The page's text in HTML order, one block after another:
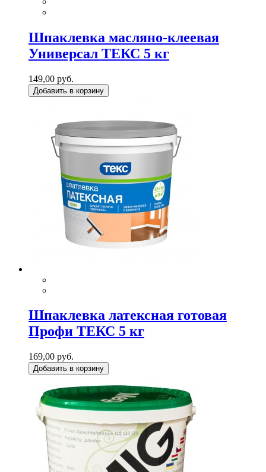
Шпаклевка масляно-клеевая
Универсал ТЕКС 5 кг
149,00 руб.
Добавить в корзину
Шпаклевка латексная готовая
Профи ТЕКС 5 кг
169,00 руб.
Добавить в корзину